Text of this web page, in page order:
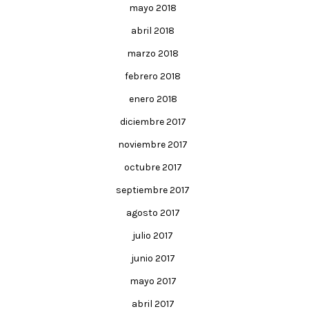
mayo 2018
abril 2018
marzo 2018
febrero 2018
enero 2018
diciembre 2017
noviembre 2017
octubre 2017
septiembre 2017
agosto 2017
julio 2017
junio 2017
mayo 2017
abril 2017